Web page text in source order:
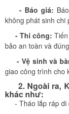
- Báo giá:
không phát sinh chi
- Thi công:
bảo an toàn và
- Vệ sinh và
giao công trình cho
2. Ngoài ra,
khác như:
- Tháo lắp ráp di